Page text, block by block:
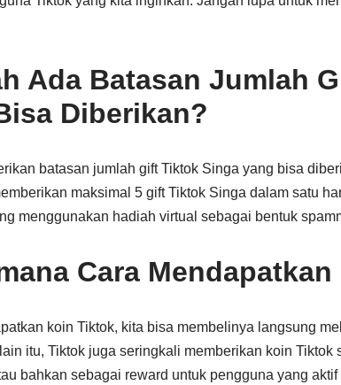
Ada Batasan Jumlah
Diberikan?
batasan jumlah gift Tiktok Singa yang bisa
maksimal 5 gift Tiktok Singa dalam satu
menggunakan hadiah virtual sebagai bentuk
Cara
koin Tiktok, kita bisa membelinya langsung
itu, Tiktok juga seringkali memberikan koin Tiktok
bahkan sebagai reward untuk pengguna yang aktif